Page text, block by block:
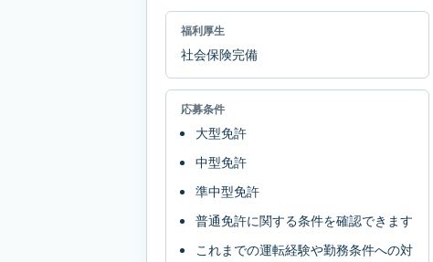
福利厚生
社会保険完備
応募条件
大型免許
中型免許
準中型免許
普通免許に関する条件を確認できます
これまでの運転経験や勤務条件への対